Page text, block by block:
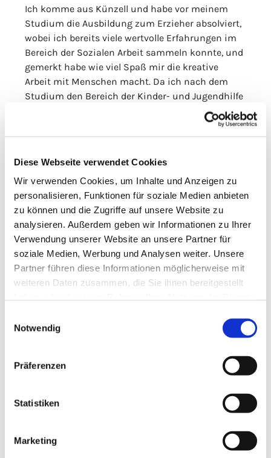
Diese Webseite verwendet Cookies
Wir verwenden Cookies, um Inhalte und Anzeigen zu
personalisieren, Funktionen für soziale Medien anbieten
zu können und die Zugriffe auf unsere Website zu
analysieren. Außerdem geben wir Informationen zu Ihrer
Verwendung unserer Website an unsere Partner für
soziale Medien, Werbung und Analysen weiter. Unsere
Partner führen diese Informationen möglicherweise mit
weiteren Daten zusammen, die Sie ihnen bereitgestellt
Notwendig
Präferenzen
Statistiken
Marketing
Ich komme aus Künzell und habe vor meinem
Studium die Ausbildung zum Erzieher absolviert,
wobei ich bereits viele wertvolle Erfahrungen im
Bereich der Sozialen Arbeit sammeln konnte, und
gemerkt habe wie viel Spaß mir die kreative
Arbeit mit Menschen macht. Da ich nach dem
Studium den Bereich der Kinder- und Jugendhilfe
als zukünftigen Arbeitsbereich der Sozialen Arbeit
Möglichkeit bei der Schülerseelsorge viele
und vielfältige Erfahrungen zu sammeln. Ich freue
mich auf weitere tolle Erfahrungen im Bereich
Jugend und junge Erwachsene und einige von
euch bei verschiedenen Projekten und
Veranstaltungen kennenzulernen.
Text: Daniel Reinhardt
Bilder: Daniel Reinhardt
Dies könnte Sie auch